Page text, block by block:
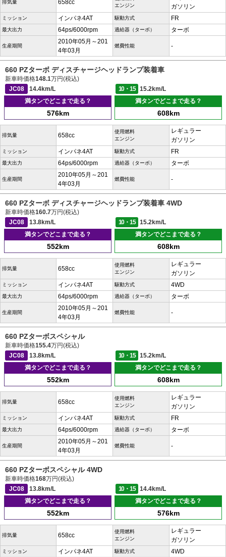
排気量 658cc
エンジン
ガソリン
ミッション インパネ4AT 駆動方式 FR
最大出力 64ps/6000rpm 過給器（ターボ） ターボ
生産期間
2010年05月～201
4年03月
燃費性能 -
660 PZターボ ディスチャージヘッドランプ装着車
新車時価格148.1万円(税込)
JC08
14.4km/L 10・15
15.2km/L
満タンでどこまで走る？
576km
満タンでどこまで走る？
608km
排気量 658cc
使用燃料
エンジン
レギュラー
ガソリン
ミッション インパネ4AT 駆動方式 FR
最大出力 64ps/6000rpm 過給器（ターボ） ターボ
生産期間
2010年05月～201
4年03月
燃費性能 -
660 PZターボ ディスチャージヘッドランプ装着車 4WD
新車時価格160.7万円(税込)
JC08
13.8km/L 10・15
15.2km/L
満タンでどこまで走る？
552km
満タンでどこまで走る？
608km
排気量 658cc
使用燃料
エンジン
レギュラー
ガソリン
ミッション インパネ4AT 駆動方式 4WD
最大出力 64ps/6000rpm 過給器（ターボ） ターボ
生産期間
2010年05月～201
4年03月
燃費性能 -
660 PZターボスペシャル
新車時価格155.4万円(税込)
JC08
13.8km/L 10・15
15.2km/L
満タンでどこまで走る？
552km
満タンでどこまで走る？
608km
排気量 658cc
使用燃料
エンジン
レギュラー
ガソリン
ミッション インパネ4AT 駆動方式 FR
最大出力 64ps/6000rpm 過給器（ターボ） ターボ
生産期間
2010年05月～201
4年03月
燃費性能 -
660 PZターボスペシャル 4WD
新車時価格168万円(税込)
JC08
13.8km/L 10・15
14.4km/L
満タンでどこまで走る？
552km
満タンでどこまで走る？
576km
排気量 658cc
使用燃料
エンジン
レギュラー
ガソリン
ミッション インパネ4AT 駆動方式 4WD